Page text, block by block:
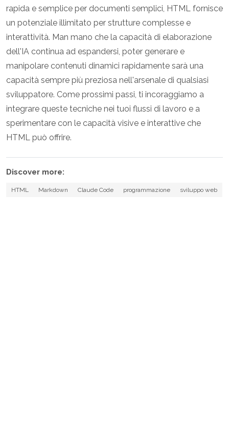
rapida e semplice per documenti semplici, HTML fornisce
un potenziale illimitato per strutture complesse e
interattività. Man mano che la capacità di elaborazione
dell'IA continua ad espandersi, poter generare e
manipolare contenuti dinamici rapidamente sarà una
capacità sempre più preziosa nell'arsenale di qualsiasi
sviluppatore. Come prossimi passi, ti incoraggiamo a
integrare queste tecniche nei tuoi flussi di lavoro e a
sperimentare con le capacità visive e interattive che
HTML può offrire.
Discover more:
HTML Markdown Claude Code programmazione sviluppo web